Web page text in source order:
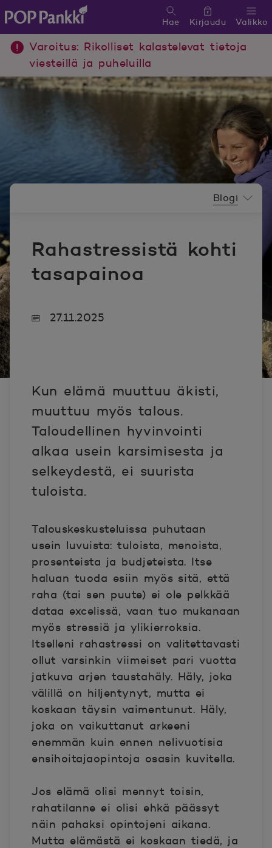
POP Pankki, etusivulle
Valikko
Hae Kirjaudu
Varoitus: Rikolliset kalastelevat tietoja
viesteillä ja puheluilla
Rahastressistä kohti
tasapainoa
Blogi
27.11.2025
Kun elämä muuttuu äkisti,
muuttuu myös talous.
Taloudellinen hyvinvointi
alkaa usein karsimisesta ja
selkeydestä, ei suurista
tuloista.
Talouskeskusteluissa puhutaan
usein luvuista: tuloista, menoista,
prosenteista ja budjeteista. Itse
haluan tuoda esiin myös sitä, että
raha (tai sen puute) ei ole pelkkää
dataa excelissä, vaan tuo mukanaan
myös stressiä ja ylikierroksia.
Itselleni rahastressi on valitettavasti
ollut varsinkin viimeiset pari vuotta
jatkuva arjen taustahäly. Häly, joka
välillä on hiljentynyt, mutta ei
koskaan täysin vaimentunut. Häly,
joka on vaikuttanut arkeeni
enemmän kuin ennen nelivuotisia
ensihoitajaopintoja osasin kuvitella.
Jos elämä olisi mennyt toisin,
rahatilanne ei olisi ehkä päässyt
näin pahaksi opintojeni aikana.
Mutta elämästä ei koskaan tiedä, ja